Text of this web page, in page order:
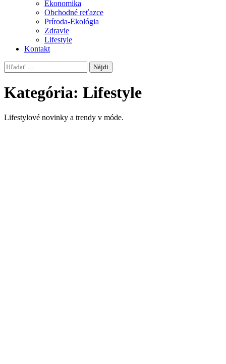
Ekonomika
Obchodné reťazce
Príroda-Ekológia
Zdravie
Lifestyle
Kontakt
Hľadať:
Kategória: Lifestyle
Lifestylové novinky a trendy v móde.